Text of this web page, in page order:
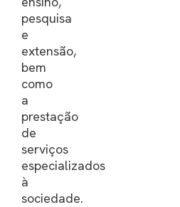
pesquisa
e
extensão,
bem
como
a
prestação
de
serviços
especializados
à
sociedade.